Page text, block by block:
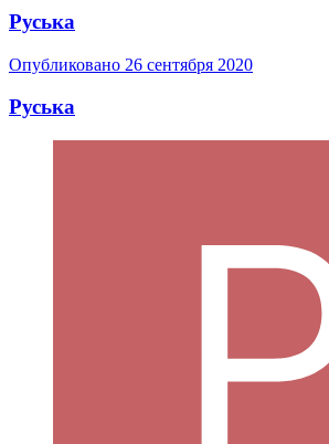
Руська
Опубликовано 26 сентября 2020
Руська